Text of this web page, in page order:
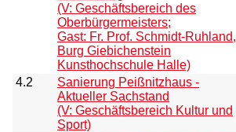
(V: Geschäftsbereich des
Oberbürgermeisters;
Gast: Fr. Prof. Schmidt-Ruhland,
Burg Giebichenstein
Kunsthochschule Halle)
4.2
Sanierung Peißnitzhaus -
Aktueller Sachstand
(V: Geschäftsbereich Kultur und
Sport)